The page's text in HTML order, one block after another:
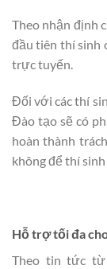
Theo nhận định
đầu tiên thí sinh
trực tuyến.
Đối với các thí
Đào tạo sẽ có
hoàn thành
không để thí
Hỗ trợ tối đa
Theo tin tức từ